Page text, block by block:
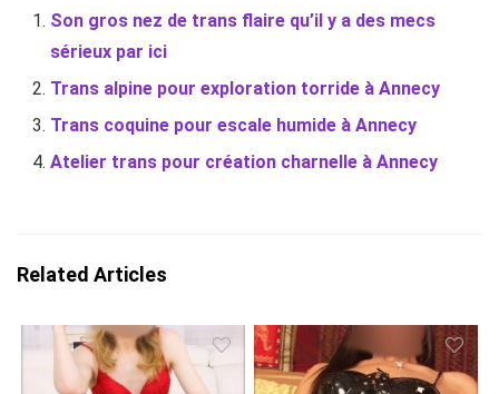
Son gros nez de trans flaire qu’il y a des mecs
sérieux par ici
Trans alpine pour exploration torride à Annecy
Trans coquine pour escale humide à Annecy
Atelier trans pour création charnelle à Annecy
Related Articles